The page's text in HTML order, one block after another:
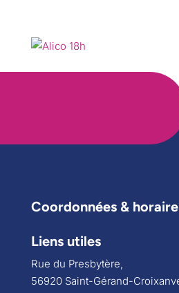
Coordonnées &
Liens utiles
Rue du Presbytère,
56920 Saint-Gérand-